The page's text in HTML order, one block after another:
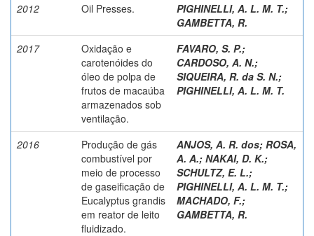
2012
Oil Presses. PIGHINELLI, A. L. M. T.;
GAMBETTA, R.
2017
Oxidação e
carotenóides do
óleo de polpa de
frutos de macaúba
armazenados sob
ventilação.
FAVARO, S. P.;
CARDOSO, A. N.;
SIQUEIRA, R. da S. N.;
PIGHINELLI, A. L. M. T.
2016
Produção de gás
combustível por
meio de processo
de gaseificação de
Eucalyptus grandis
em reator de leito
fluidizado.
ANJOS, A. R. dos; ROSA,
A. A.; NAKAI, D. K.;
SCHULTZ, E. L.;
PIGHINELLI, A. L. M. T.;
MACHADO, F.;
GAMBETTA, R.